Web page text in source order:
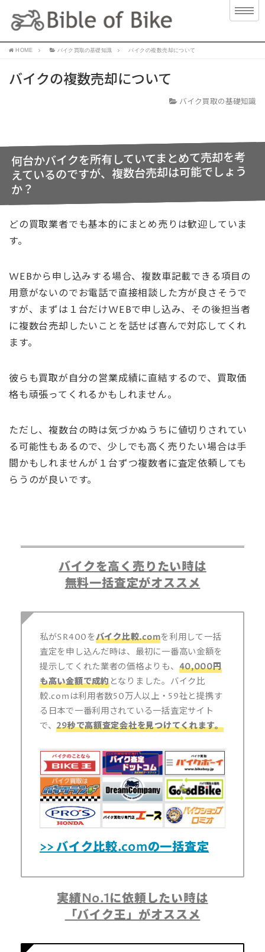
HOME バイク買取の基礎知識 バイクの複数売却について
バイクの複数売却について
バイク買取の基礎知識
何台かバイクを所有していてまとめて売却を考
えているのですが、複数台売却は可能でしょう
か？
どの買取業者でも基本的にまとめ売りは歓迎していま
す。
WEBから申し込みする場合、複数車記載できる項目の
用意がないのでお電話で直接相談した方が良さそうで
すが、まずは１台だけWEBで申し込み、その後担当者
に複数台売却したいことを話せば喜んで対応してくれ
ます。
彼らも買取が自分の営業成績に直結するので、買取価
格も頑張ってくれるかもしれません。
ただし、複数台の時は気づかぬうちに値切りされてい
る可能性もあるので、少しでも高く売りたい場合は手
間かもしれませんが１台ずつ複数者に査定依頼しても
らうのが良いです。
バイクを高く売りたい時は
無料一括査定がオススメ
私がSR400をバイク比較.comを利用して一括
査定を申し込んだ時は、最初に一番高い金額を
提示してくれた業者の価格よりも、 40,000円
も高い金額で成約となりました。バイク比
較.comは利用者数50万人以上・59社と提携す
る日本で一番利用されている一括査定サイト
で、29秒で高額査定会社を見つけてくれます。
>> バイク比較.comの一括査定
実績No.1に依頼したい時は
「バイク王」がオススメ